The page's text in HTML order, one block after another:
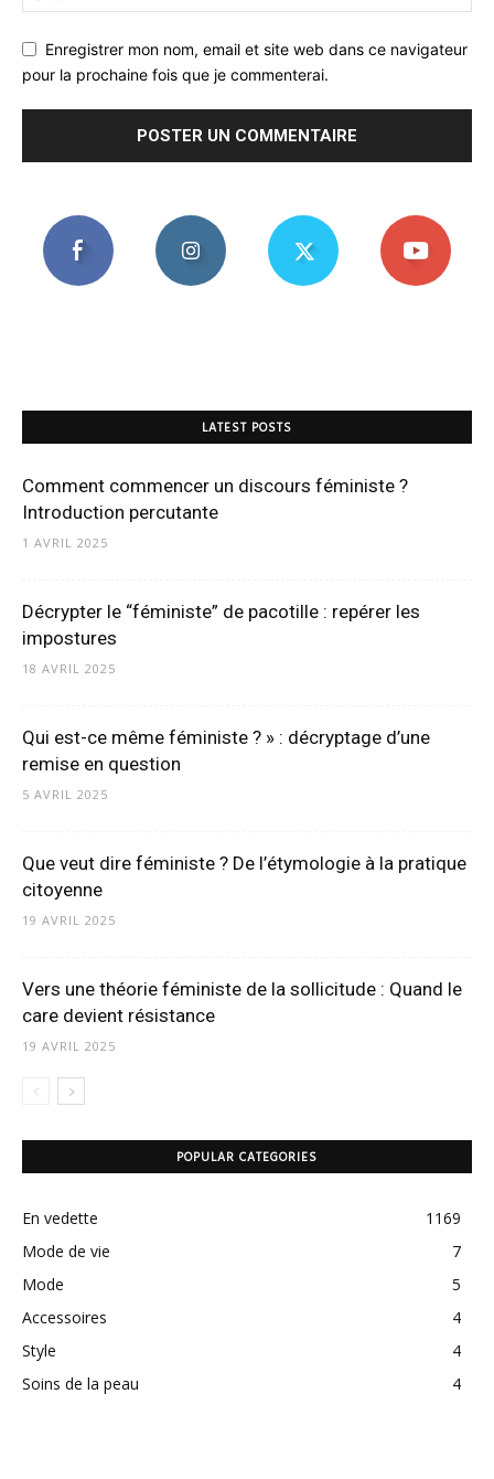
Enregistrer mon nom, email et site web dans ce navigateur
pour la prochaine fois que je commenterai.
LATEST POSTS
Comment commencer un discours féministe ?
Introduction percutante
1 AVRIL 2025
Décrypter le “féministe” de pacotille : repérer les
impostures
18 AVRIL 2025
Qui est-ce même féministe ? » : décryptage d’une
remise en question
5 AVRIL 2025
Que veut dire féministe ? De l’étymologie à la pratique
citoyenne
19 AVRIL 2025
Vers une théorie féministe de la sollicitude : Quand le
care devient résistance
19 AVRIL 2025
POPULAR CATEGORIES
En vedette
1169
Mode de vie
7
Mode
5
Accessoires
4
Style
4
Soins de la peau
4